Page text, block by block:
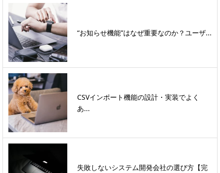
“お知らせ機能”はなぜ重要なのか？ユーザ...
CSVインポート機能の設計・実装でよく
あ...
失敗しないシステム開発会社の選び方【完